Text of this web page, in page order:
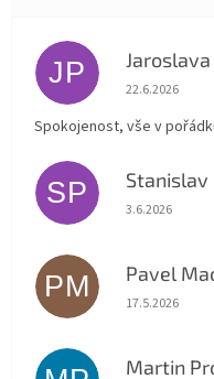
JP Hodnocení
22.6.2026
Spokojenost, vše v
SP Stanislav
Hodnocení
3.6.2026
PM Pavel
Hodnocení
17.5.2026
Martin